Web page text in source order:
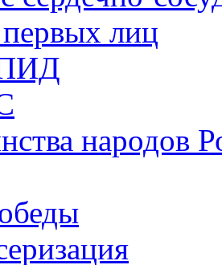
лиц
народов